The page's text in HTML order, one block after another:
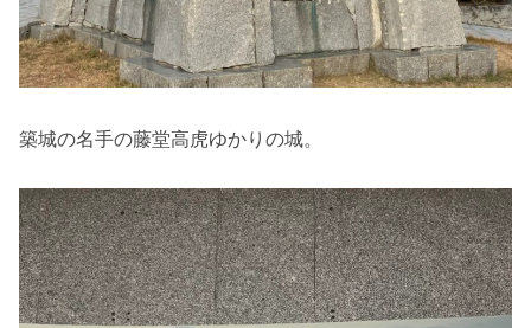
築城の名手の藤堂高虎ゆかりの城。